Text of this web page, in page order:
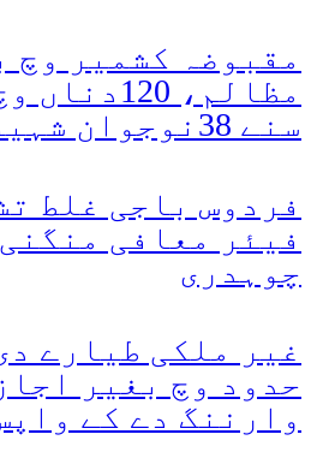
مقبوضہ کشمیر وچ
سنے 38نوجوان شہید کر دتے
فردوس باجی غلط
فیئر معافی
چوہدری
غیر ملکی طیارے
حدود وچ بغیر
وارننگ دے کے